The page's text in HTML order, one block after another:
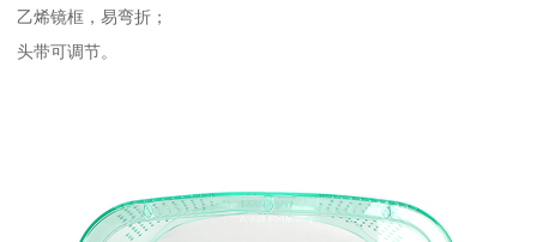
乙烯镜框，易弯折；
头带可调节。